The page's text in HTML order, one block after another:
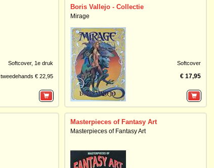
Softcover, 1e druk
tweedehands € 22,95
Boris Vallejo - Collectie
Mirage
Softcover
€ 17,95
Masterpieces of Fantasy Art
Masterpieces of Fantasy Art